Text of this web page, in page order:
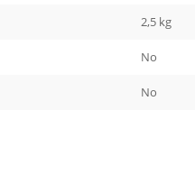
2,5 kg
No
No